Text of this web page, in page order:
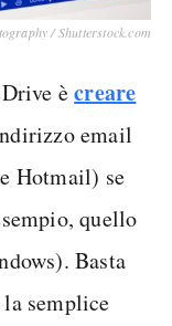
/ Shutterstock.com
ècreare
email
Hotmail) se
quello
Basta
semplice